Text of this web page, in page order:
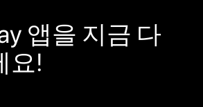
앱을 지금 다
요!